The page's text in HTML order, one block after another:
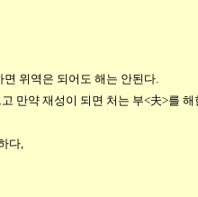
위역은 되어도 해는 안된다.
만약 재성이 되면 처는 부<夫>를 해
다,